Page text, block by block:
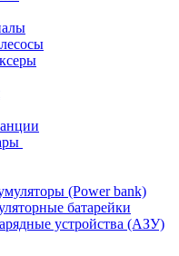
(Power bank)
батарейки
устройства (АЗУ)